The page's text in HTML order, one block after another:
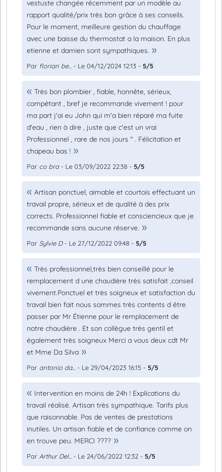
vestuste changée récemment par un modèle au
rapport qualité/prix très bon grâce à ses conseils.
Pour le moment, meilleure gestion du chauffage
avec une baisse du thermostat a la maison. En plus
etienne et damien sont sympathiques.
Par florian be... - Le 04/12/2024 12:13 - 5/5
Très bon plombier , fiable, honnête, sérieux,
compétant , bref je recommande vivement ! pour
ma part j'ai eu John qui m'a bien réparé ma fuite
d'eau , rien à dire , juste que c'est un vrai
Professionnel , rare de nos jours " . Félicitation et
chapeau bas !
Par co bra- Le 03/09/2022 22:38 - 5/5
Artisan ponctuel, aimable et courtois effectuant un
travail propre, sérieux et de qualité à des prix
corrects. Professionnel fiable et consciencieux que je
recommande sans aucune réserve.
Par Sylvie D- Le 27/12/2022 09:48 - 5/5
Très professionnel,très bien conseillé pour le
remplacement d une chaudière très satisfait ,conseil
vivement.Ponctuel et très soigneux et satisfaction du
travail bien fait nous sommes très contents d être
passer par Mr Étienne pour le remplacement de
notre chaudière . Et son collègue très gentil et
également très soigneux Merci a vous deux cdt Mr
et Mme Da Silva
Par antonio da... - Le 29/04/2023 16:15 - 5/5
Intervention en moins de 24h ! Explications du
travail réalisé. Artisan très sympathique. Tarifs plus
que raisonnable. Pas de ventes de prestations
inutiles. Un artisan fiable et de confiance comme on
en trouve peu. MERCI ????
Par Arthur Del... - Le 24/06/2022 12:32 - 5/5